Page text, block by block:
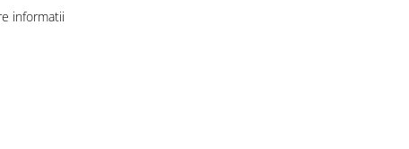
informatii